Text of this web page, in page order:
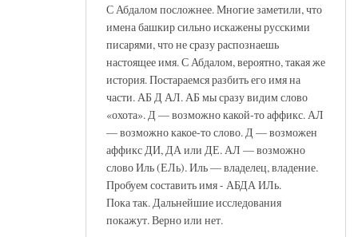
С Абдалом посложнее. Многие заметили, что
имена башкир сильно искажены русскими
писарями, что не сразу распознаешь
настоящее имя. С Абдалом, вероятно, такая же
история. Постараемся разбить его имя на
части. АБ Д АЛ. АБ мы сразу видим слово
«охота». Д — возможно какой-то аффикс. АЛ
— возможно какое-то слово. Д — возможен
аффикс ДИ, ДА или ДЕ. АЛ — возможно
слово Иль (ЕЛь). Иль — владелец, владение.
Пробуем составить имя - АБДА ИЛь.
Пока так. Дальнейшие исследования
покажут. Верно или нет.